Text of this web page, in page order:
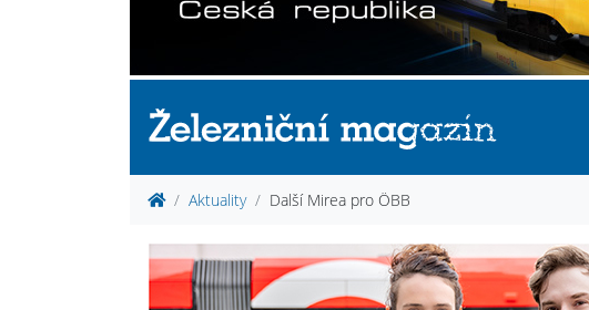
Aktuality Další Mirea pro ÖBB